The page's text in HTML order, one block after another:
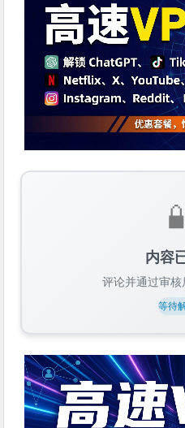
内容
评论并通过审
等待